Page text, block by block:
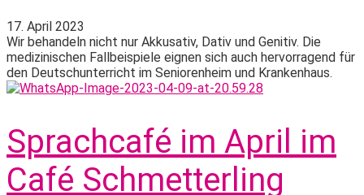
17. April 2023
Wir behandeln nicht nur Akkusativ, Dativ und Genitiv. Die
medizinischen Fallbeispiele eignen sich auch hervorragend für
den Deutschunterricht im Seniorenheim und Krankenhaus.
Sprachcafé im April im
Café Schmetterling